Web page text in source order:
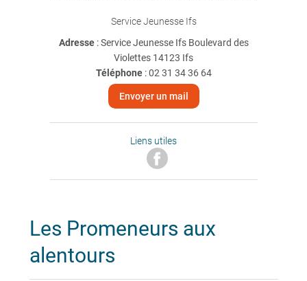
Service Jeunesse Ifs
Adresse : Service Jeunesse Ifs Boulevard des
Violettes 14123 Ifs
Téléphone:02 31 34 36 64
Envoyer un mail
Liens utiles
Les Promeneurs aux
alentours